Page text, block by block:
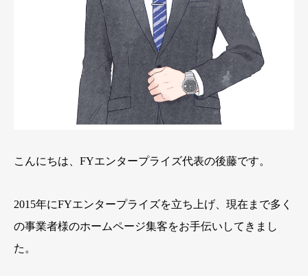
こんにちは、FYエンタープライズ代表の後藤です。
2015年にFYエンタープライズを立ち上げ、現在まで多く
の事業者様のホームページ集客をお手伝いしてきまし
た。